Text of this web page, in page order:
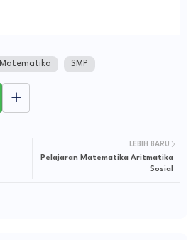
Matematika SMP
LEBIH BARU
Pelajaran Matematika Aritmatika
Sosial